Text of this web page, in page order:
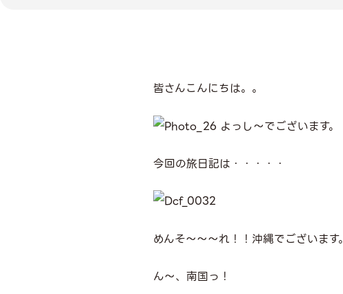
皆さんこんにちは。。
よっし～でございます。
今回の旅日記は・・・・・
めんそ～～～れ！！沖縄でございます。
ん～、南国っ！